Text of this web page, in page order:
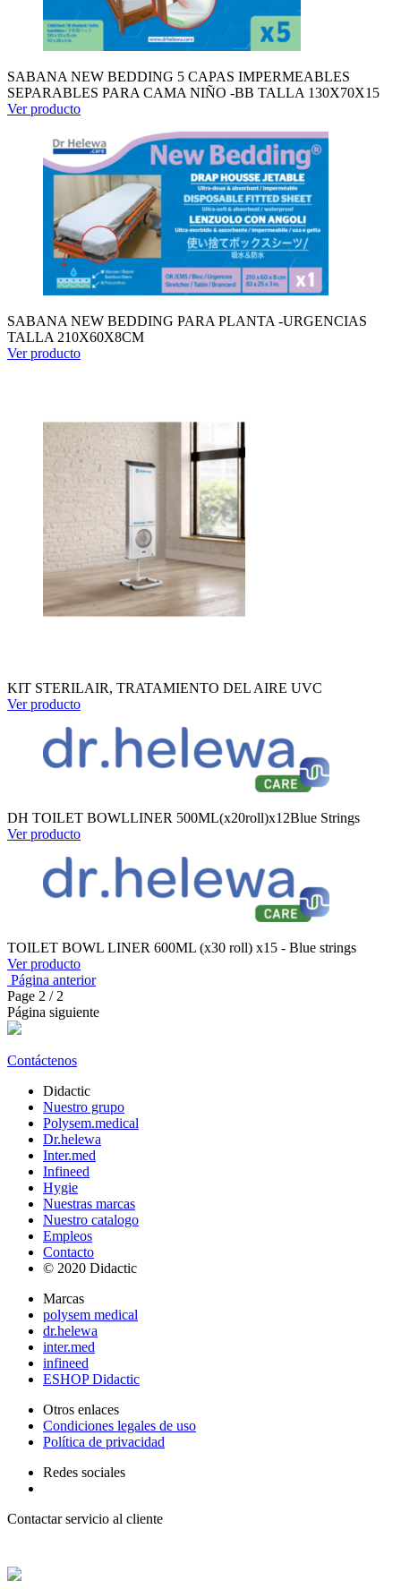
SABANA NEW BEDDING 5 CAPAS IMPERMEABLES
SEPARABLES PARA CAMA NIÑO -BB TALLA 130X70X15
Ver producto
SABANA NEW BEDDING PARA PLANTA -URGENCIAS
TALLA 210X60X8CM
Ver producto
KIT STERILAIR, TRATAMIENTO DEL AIRE UVC
Ver producto
DH TOILET BOWLLINER 500ML(x20roll)x12Blue Strings
Ver producto
TOILET BOWL LINER 600ML (x30 roll) x15 - Blue strings
Ver producto
Página anterior
Page 2 / 2
Página siguiente
Contáctenos
Didactic
Nuestro grupo
Polysem.medical
Dr.helewa
Inter.med
Infineed
Hygie
Nuestras marcas
Nuestro catalogo
Empleos
Contacto
© 2020 Didactic
Marcas
polysem medical
dr.helewa
inter.med
infineed
ESHOP Didactic
Otros enlaces
Condiciones legales de uso
Política de privacidad
Redes sociales
Contactar servicio al cliente